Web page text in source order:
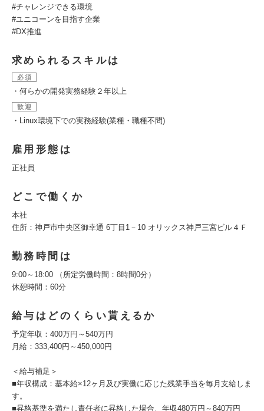
#チャレンジできる環境
#ユニコーンを目指す企業
#DX推進
求められるスキルは
必須
・何らかの開発実務経験２年以上
歓迎
・Linux環境下での実務経験(業種・職種不問)
雇用形態は
正社員
どこで働くか
本社
住所：神戸市中央区御幸通 6丁目1－10 オリックス神戸三宮ビル４Ｆ
勤務時間は
9:00～18:00 （所定労働時間：8時間0分）
休憩時間：60分
給与はどのくらい貰えるか
予定年収：400万円～540万円
月給：333,400円～450,000円
＜給与補足＞
■年収構成：基本給×12ヶ月及び実働に応じた残業手当を毎月支給しま
す。
■昇格基準を満たし責任者に昇格した場合、年収480万円～840万円